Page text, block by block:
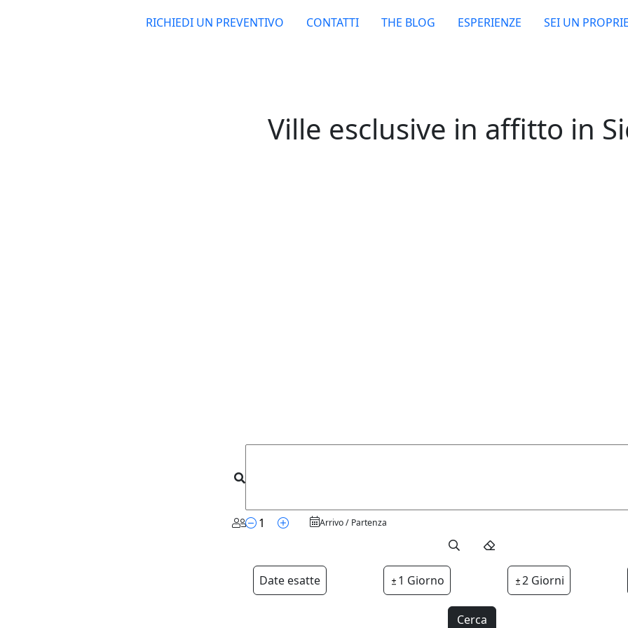
RICHIEDI UN PREVENTIVO CONTATTI THE BLOG ESPERIENZE SEI UN
Ville esclusive in affitto in
Arrivo / Partenza
Date esatte 1 Giorno 2 Giorni
Cerca